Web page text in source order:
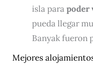
isla parapoder
pueda llegar
Banyak fueron
Mejores